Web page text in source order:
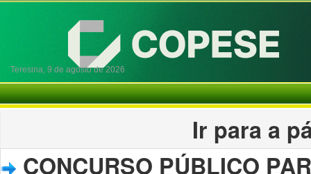
Teresina, 9 de agosto de 2026
Ir para a
CONCURSO PÚBLICO